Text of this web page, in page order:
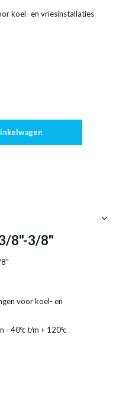
koel- en vriesinstallaties
8"-3/8"
voor koel- en
40ºc t/m + 120ºc